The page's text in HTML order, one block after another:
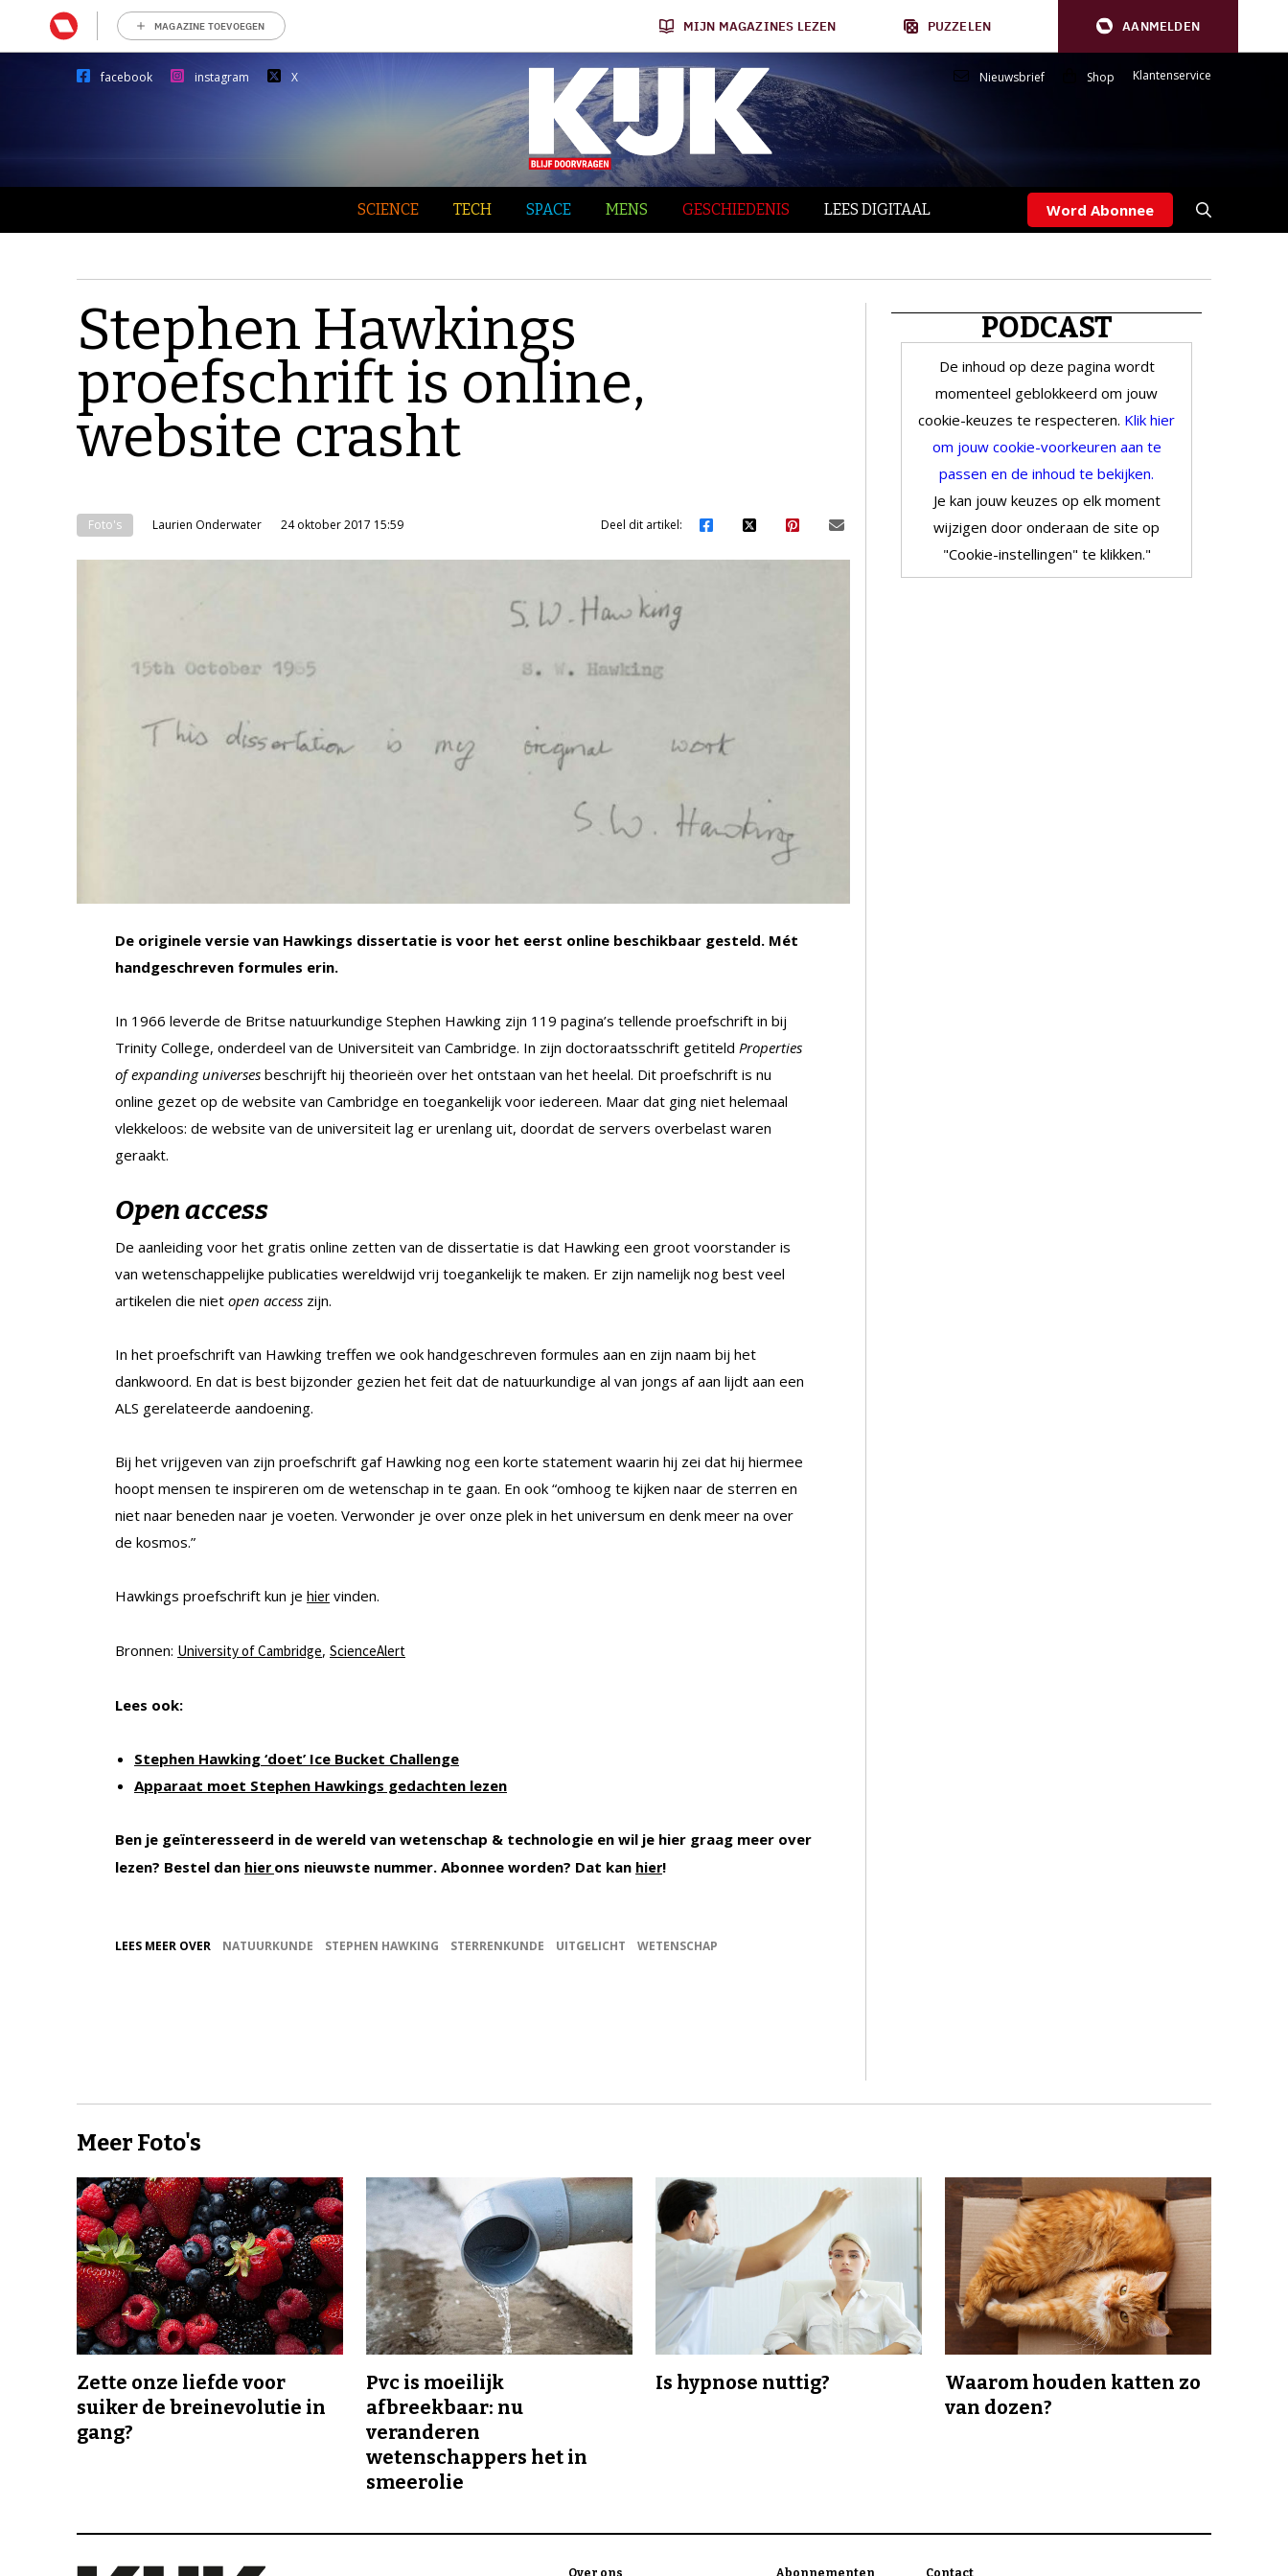
MAGAZINE TOEVOEGEN MIJN MAGAZINES LEZEN PUZZELEN AANMELDEN
facebook instagram X Nieuwsbrief Shop Klantenservice
SCIENCE TECH SPACE MENS GESCHIEDENIS LEES DIGITAAL Word Abonnee
Stephen Hawkings
proefschrift is online,
website crasht
Foto's Laurien Onderwater 24 oktober 2017 15:59 Deel dit artikel:
De originele versie van Hawkings dissertatie is voor het eerst online beschikbaar gesteld. Mét
handgeschreven formules erin.
In 1966 leverde de Britse natuurkundige Stephen Hawking zijn 119 pagina’s tellende proefschrift in bij
Trinity College, onderdeel van de Universiteit van Cambridge. In zijn doctoraatsschrift getiteld Properties
of expanding universes beschrijft hij theorieën over het ontstaan van het heelal. Dit proefschrift is nu
online gezet op de website van Cambridge en toegankelijk voor iedereen. Maar dat ging niet helemaal
vlekkeloos: de website van de universiteit lag er urenlang uit, doordat de servers overbelast waren
geraakt.
Open access
De aanleiding voor het gratis online zetten van de dissertatie is dat Hawking een groot voorstander is
van wetenschappelijke publicaties wereldwijd vrij toegankelijk te maken. Er zijn namelijk nog best veel
artikelen die niet open access zijn.
In het proefschrift van Hawking treffen we ook handgeschreven formules aan en zijn naam bij het
dankwoord. En dat is best bijzonder gezien het feit dat de natuurkundige al van jongs af aan lijdt aan een
ALS gerelateerde aandoening.
Bij het vrijgeven van zijn proefschrift gaf Hawking nog een korte statement waarin hij zei dat hij hiermee
hoopt mensen te inspireren om de wetenschap in te gaan. En ook “omhoog te kijken naar de sterren en
niet naar beneden naar je voeten. Verwonder je over onze plek in het universum en denk meer na over
de kosmos.”
Hawkings proefschrift kun je hier vinden.
Bronnen: University of Cambridge, ScienceAlert
Lees ook:
Stephen Hawking ‘doet’ Ice Bucket Challenge
Apparaat moet Stephen Hawkings gedachten lezen
Ben je geïnteresseerd in de wereld van wetenschap & technologie en wil je hier graag meer over
lezen? Bestel dan hier ons nieuwste nummer. Abonnee worden? Dat kan hier!
LEES MEER OVER NATUURKUNDE STEPHEN HAWKING STERRENKUNDE UITGELICHT WETENSCHAP
PODCAST
De inhoud op deze pagina wordt
momenteel geblokkeerd om jouw
cookie-keuzes te respecteren. Klik hier
om jouw cookie-voorkeuren aan te
passen en de inhoud te bekijken.
Je kan jouw keuzes op elk moment
wijzigen door onderaan de site op
"Cookie-instellingen" te klikken."
Meer Foto's
Zette onze liefde voor
suiker de breinevolutie in
gang?
Pvc is moeilijk
afbreekbaar: nu
veranderen
wetenschappers het in
smeerolie
Is hypnose nuttig?
Waarom houden katten zo
van dozen?
Over ons Abonnementen Contact